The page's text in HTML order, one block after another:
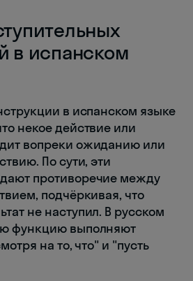
в испанском
в испанском языке
некое действие или
вопреки ожиданию или
По сути, эти
противоречие между
подчёркивая, что
не наступил. В русском
функцию выполняют
на то, что" и "пусть